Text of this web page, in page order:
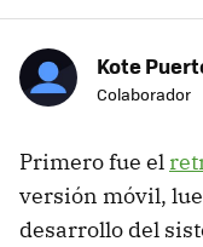
Kote
Colaborador
Primero fue el
versión móvil,
desarrollo del